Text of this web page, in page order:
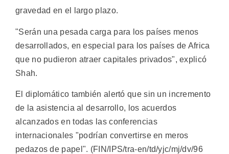
gravedad en el largo plazo.
"Serán una pesada carga para los países menos
desarrollados, en especial para los países de Africa
que no pudieron atraer capitales privados", explicó
Shah.
El diplomático también alertó que sin un incremento
de la asistencia al desarrollo, los acuerdos
alcanzados en todas las conferencias
internacionales "podrían convertirse en meros
pedazos de papel". (FIN/IPS/tra-en/td/yjc/mj/dv/96